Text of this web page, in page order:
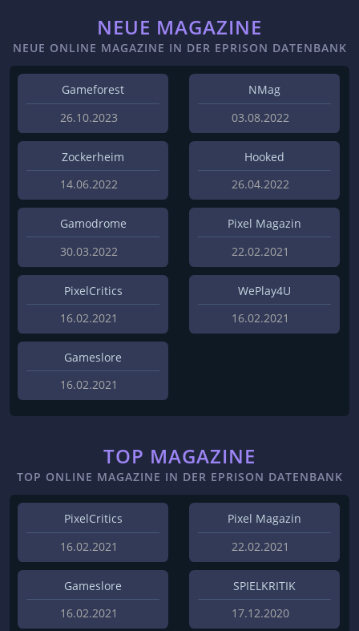
NEUE MAGAZINE
NEUE ONLINE MAGAZINE IN DER EPRISON DATENBANK
Gameforest
26.10.2023
NMag
03.08.2022
Zockerheim
14.06.2022
Hooked
26.04.2022
Gamodrome
30.03.2022
Pixel Magazin
22.02.2021
PixelCritics
16.02.2021
WePlay4U
16.02.2021
Gameslore
16.02.2021
TOP MAGAZINE
TOP ONLINE MAGAZINE IN DER EPRISON DATENBANK
PixelCritics
16.02.2021
Pixel Magazin
22.02.2021
Gameslore
16.02.2021
SPIELKRITIK
17.12.2020